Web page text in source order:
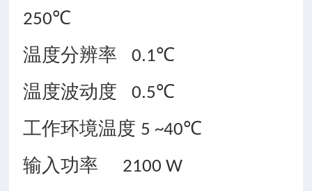
250℃
温度分辨率
0.1℃
温度波动度
0.5℃
工作环境温度 5 ~40℃
输入功率
2100 W